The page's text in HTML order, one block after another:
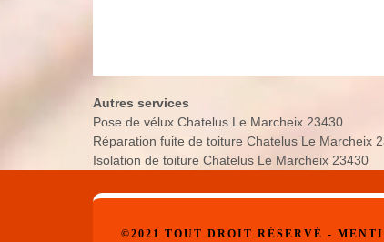
Autres services
Pose de vélux Chatelus Le Marcheix 23430
Réparation fuite de toiture Chatelus Le Marcheix
Isolation de toiture Chatelus Le Marcheix 23430
©2021 TOUT DROIT RÉSERVÉ -